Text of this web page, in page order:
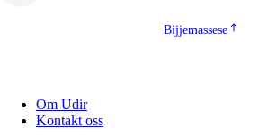
Bijjemassese
Om Udir
Kontakt oss